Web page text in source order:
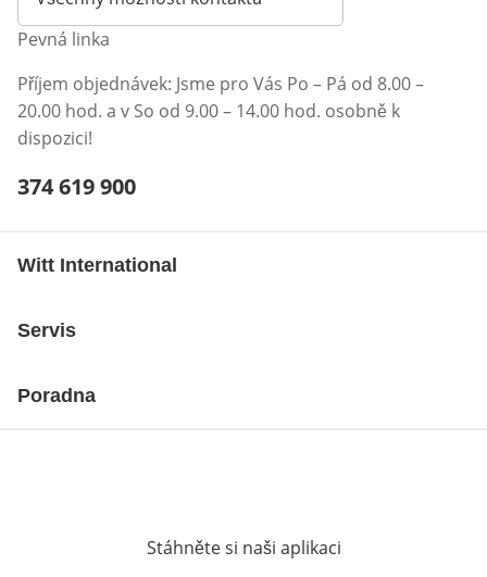
Pevná linka
Příjem objednávek: Jsme pro Vás Po – Pá od 8.00 –
20.00 hod. a v So od 9.00 – 14.00 hod. osobně k
dispozici!
Telefonní číslo:
374 619 900
Witt International
Servis
Poradna
Stáhněte si naši aplikaci